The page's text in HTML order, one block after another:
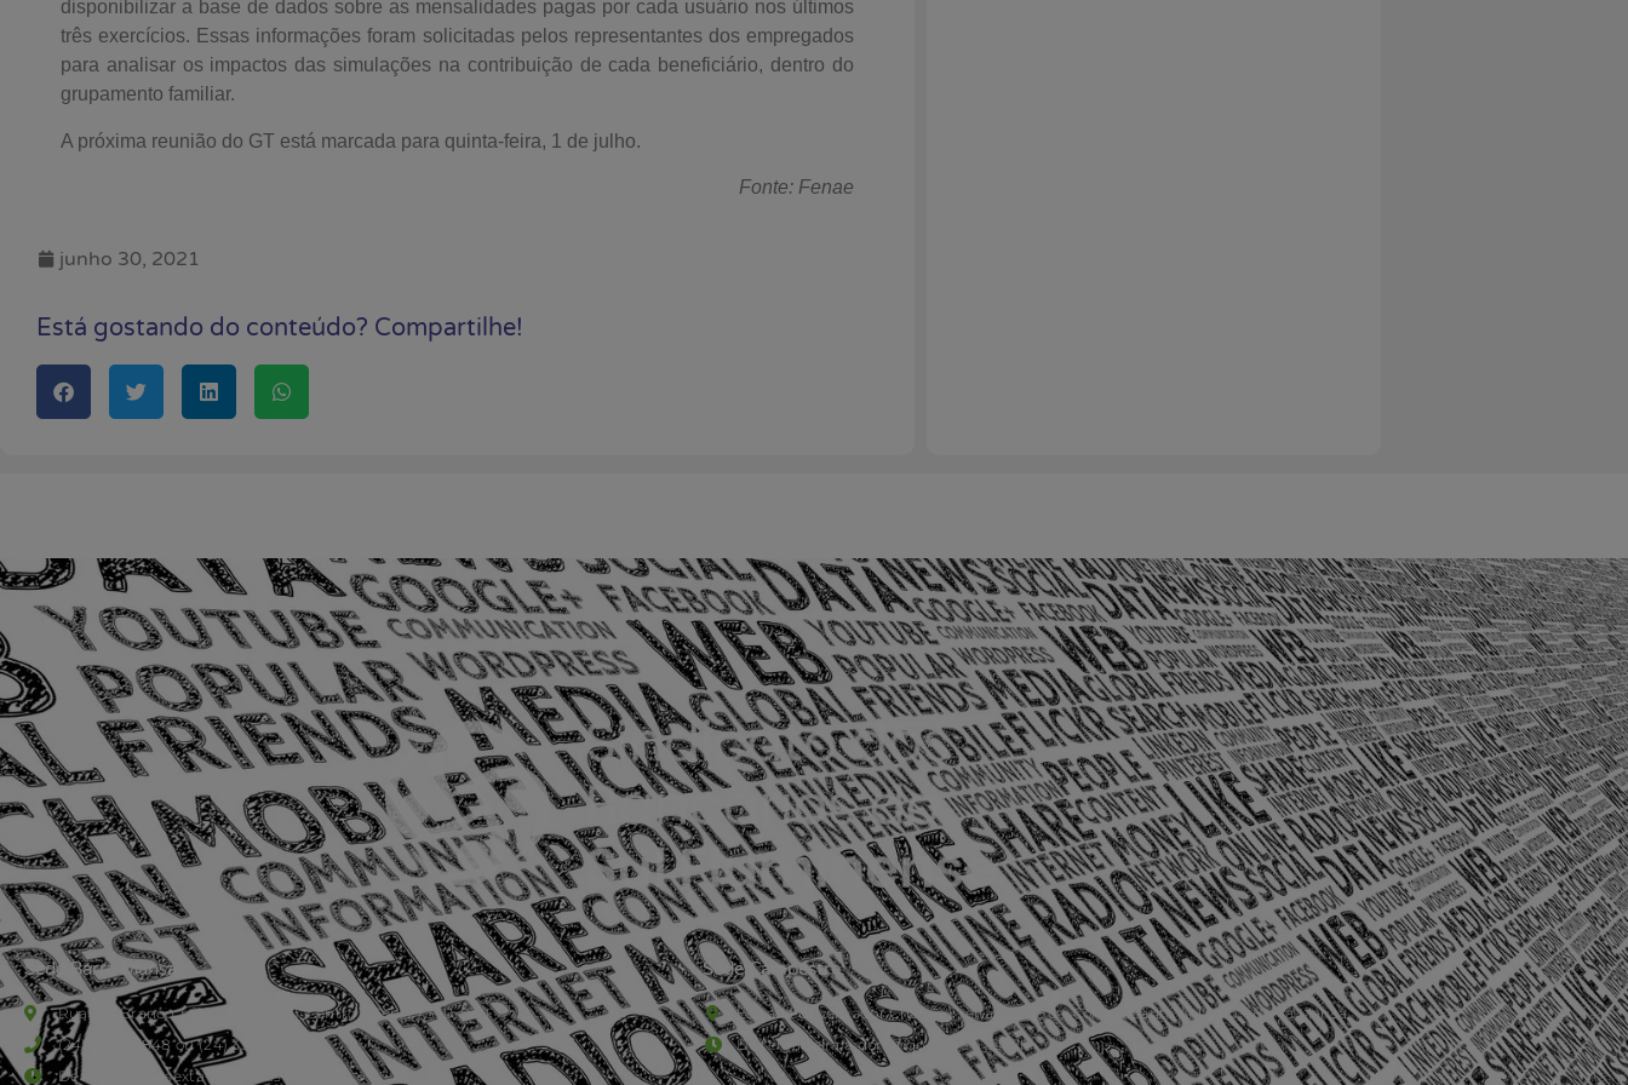
disponibilizar a base de dados sobre as mensalidades pagas por cada usuário nos últimos
três exercícios. Essas informações foram solicitadas pelos representantes dos empregados
para analisar os impactos das simulações na contribuição de cada beneficiário, dentro do
grupamento familiar.
A próxima reunião do GT está marcada para quinta-feira, 1 de julho.
Fonte: Fenae
junho 30, 2021
Está gostando do conteúdo? Compartilhe!
Sede Barra Mansa
Rua Rio Branco, nº107 (2º andar), Centro - Cep: 27.330-030
(24) 3323-2848 ou (24) 3323-2500
De segunda à sexta-feira , das 9h às 17h.
Sede Campestre:
Estrada Governador Chagas Freitas – 3.780 – Colônia Santo Antônio – Barra Mansa
De terça-feira a domingo, das 9h às 17h